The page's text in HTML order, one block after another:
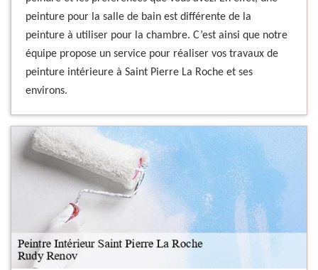
peinture pour la salle de bain est différente de la
peinture à utiliser pour la chambre. C’est ainsi que notre
équipe propose un service pour réaliser vos travaux de
peinture intérieure à Saint Pierre La Roche et ses
environs.